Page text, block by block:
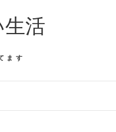
活
ます